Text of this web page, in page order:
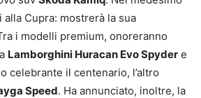
Cupra: mostrerà la sua
i modelli premium, onoreranno
Lamborghini Huracan Evo Spyder e
celebrante il centenario, l’altro
Speed. Ha annunciato, inoltre, la